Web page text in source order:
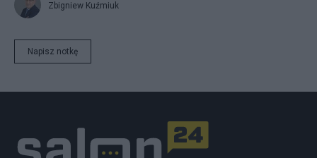
Zbigniew Kuźmiuk
Napisz notkę